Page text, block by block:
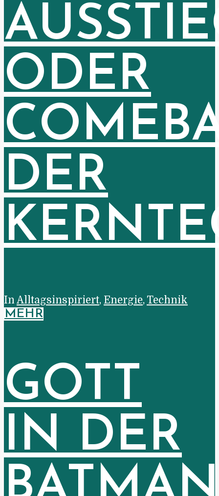
ODER
DER
In Alltagsinspiriert, Energie, Technik
MEHR
GOTT
IN DER